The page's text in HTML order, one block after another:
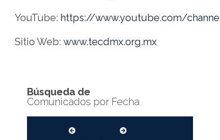
YouTube: https://www.youtube.com/
Sitio Web: www.tecdmx.org.mx
Búsqueda de
Comunicados por Fecha